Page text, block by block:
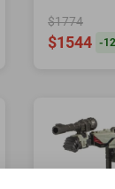
Primes
Convoy
$1774
$1544 -12